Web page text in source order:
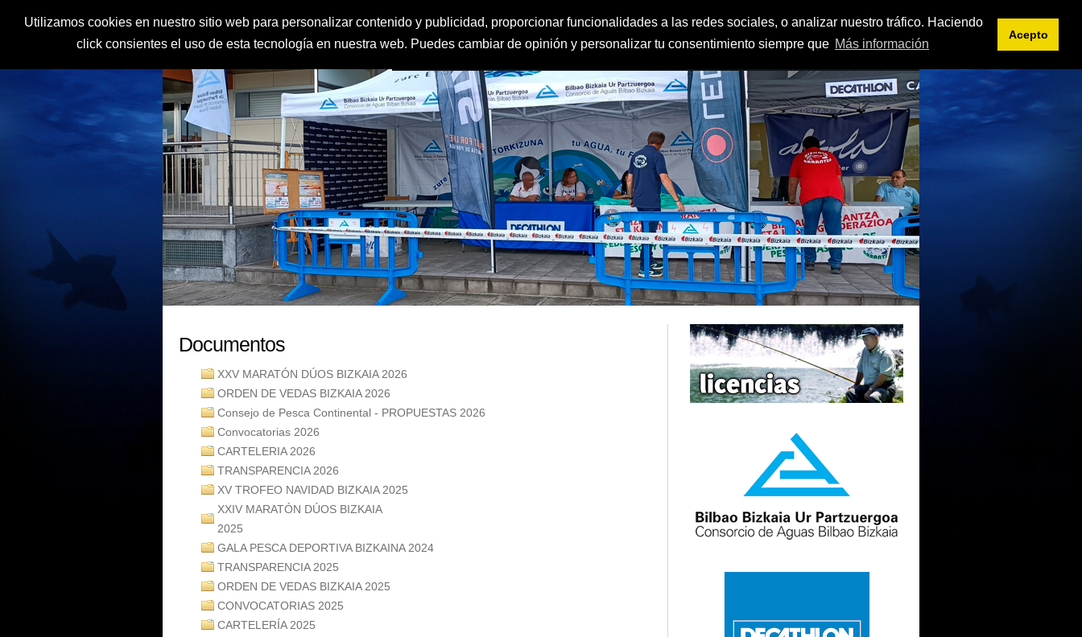
Utilizamos cookies en nuestro sitio web para personalizar contenido y publicidad, proporcionar funcionalidades a las redes sociales, o analizar nuestro tráfico. Haciendo
click consientes el uso de esta tecnología en nuestra web. Puedes cambiar de opinión y personalizar tu consentimiento siempre que Más información
Acepto
FEDERACIÓN CLUBES IGUALDAD Y PROTECCIÓN AL MENOR CLASIFICACIONES DOCUMENTOS
ENLACES
Documentos
XXV MARATÓN DÚOS BIZKAIA 2026
ORDEN DE VEDAS BIZKAIA 2026
Consejo de Pesca Continental - PROPUESTAS 2026
Convocatorias 2026
CARTELERIA 2026
TRANSPARENCIA 2026
XV TROFEO NAVIDAD BIZKAIA 2025
XXIV MARATÓN DÚOS BIZKAIA
2025
GALA PESCA DEPORTIVA BIZKAINA 2024
TRANSPARENCIA 2025
ORDEN DE VEDAS BIZKAIA 2025
CONVOCATORIAS 2025
CARTELERÍA 2025